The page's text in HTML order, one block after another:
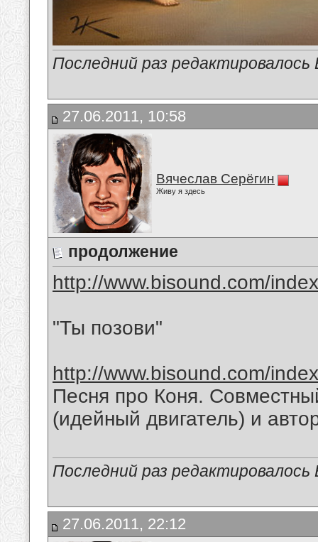
Последний раз
27.06.2011, 10:58
Вячеслав Серёгин
Живу я здесь
продолжение
http://www.bisound.com/
"Ты позови"
http://www.bisound.com/
Песня про Коня.
(идейный двигатель) и
Последний раз
27.06.2011, 22:12